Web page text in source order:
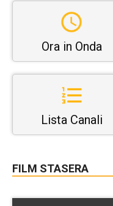
Ora in Onda
Lista Canali
FILM STASERA